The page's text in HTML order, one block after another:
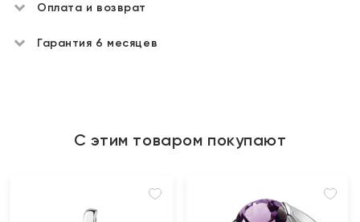
Оплата и возврат
Гарантия 6 месяцев
С этим товаром покупают